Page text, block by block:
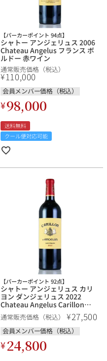
【パーカーポイント 94点】
シャトー アンジェリュス 2006
Chateau Angelus フランス ボ
ルドー 赤ワイン
通常販売価格（税込）
¥110,000
会員メンバー価格（税込）
¥98,000
送料無料
クール便対応可能
【パーカーポイント 92点】
シャトー アンジェリュス カリ
ヨン ダンジェリュス 2022
Chateau Angelus Carillon
dAngelus フランス ボルドー 赤
ワイン
通常販売価格（税込） ¥27,500
会員メンバー価格（税込）
¥24,800